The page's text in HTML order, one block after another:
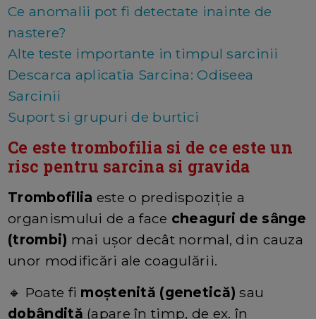
Ce anomalii pot fi detectate inainte de
nastere?
Alte teste importante in timpul sarcinii
Descarca aplicatia Sarcina: Odiseea
Sarcinii
Suport si grupuri de burtici
Ce este trombofilia si de ce este un
risc pentru sarcina si gravida
Trombofilia este o predispoziție a
organismului de a face cheaguri de sânge
(trombi) mai ușor decât normal, din cauza
unor modificări ale coagulării.
🔸 Poate fi moștenită (genetică) sau
dobândită (apare în timp, de ex. în